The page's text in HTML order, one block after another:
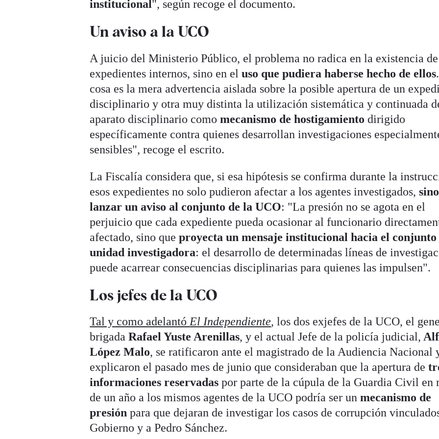
institucional", según recoge el documento.
Un aviso a la UCO
A juicio del Ministerio Público, el problema no radica en la existencia de
expedientes internos, sino en eluso que pudiera haberse hecho de ellos
cosa es la mera advertencia aislada sobre la posible apertura de un
disciplinario y otra muy distinta la utilización sistemática y continuada
aparato disciplinario comomecanismo de hostigamientodirigido
específicamente contra quienes desarrollan investigaciones
sensibles", recoge el escrito.
La Fiscalía considera que, si esa hipótesis se confirma durante la
esos expedientes no solo pudieron afectar a los agentes investigados,sino
lanzar un aviso al conjunto de la UCO: "La presión no se agota en el
perjuicio que cada expediente pueda ocasionar al funcionario
afectado, sino que proyecta un mensaje institucional hacia el conjunto
unidad investigadora: el desarrollo de determinadas líneas de
puede acarrear consecuencias disciplinarias para quienes las impulsen".
Los jefes de la UCO
Tal y como adelantóEl Independiente, los dos exjefes de la UCO, el
brigadaRafael Yuste Arenillas, y el actual Jefe de la policía judicial,
López Malo, se ratificaron ante el magistrado de la Audiencia Nacional
explicaron el pasado mes de junio que consideraban que la apertura de
informaciones reservadas por parte de la cúpula de la Guardia Civil en
de un año a los mismos agentes de la UCO podría ser un mecanismo de
presión para que dejaran de investigar los casos de corrupción
Gobierno y a Pedro Sánchez.